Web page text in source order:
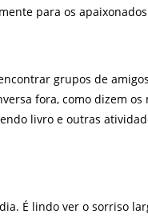
para os
grupos de
fora, como dizem
livro e outras
É lindo ver o sorriso